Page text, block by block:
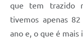
que tem trazido
tivemos apenas
ano e, o que é mais